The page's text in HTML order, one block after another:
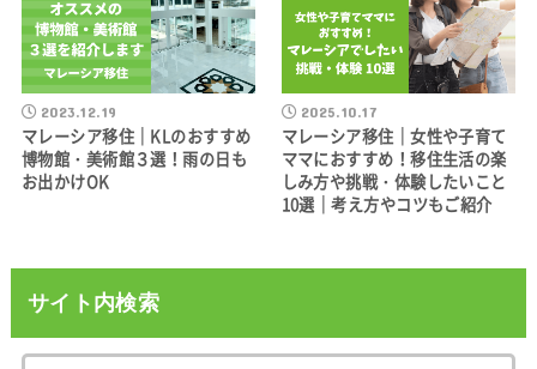
2023.12.19
マレーシア移住｜KLのおすすめ
博物館・美術館３選！雨の日も
お出かけOK
2025.10.17
マレーシア移住｜女性や子育て
ママにおすすめ！移住生活の楽
しみ方や挑戦・体験したいこと
10選｜考え方やコツもご紹介
サイト内検索